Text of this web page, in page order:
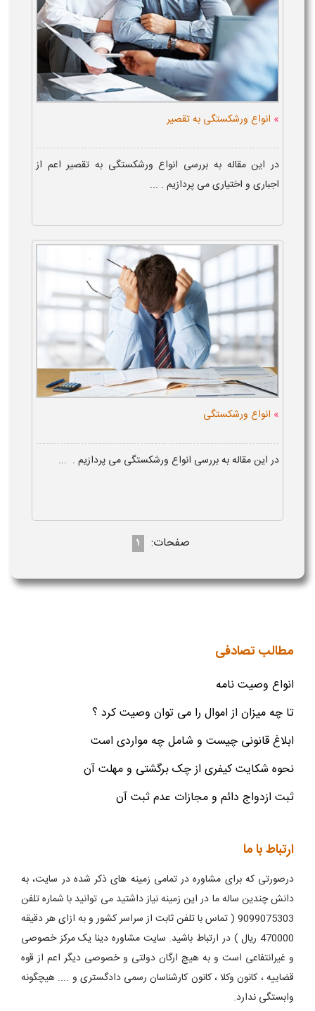
» انواع ورشکستگی به تقصیر
در این مقاله به بررسی انواع ورشکستگی به تقصیر اعم از
اجباری و اختیاری می پردازیم . ...
» انواع ورشکستگی
در این مقاله به بررسی انواع ورشکستگی می پردازیم . ...
صفحات: 1
مطالب تصادفی
انواع وصیت نامه
تا چه میزان از اموال را می توان وصیت کرد ؟
ابلاغ قانونی چیست و شامل چه مواردی است
نحوه شکایت کیفری از چک برگشتی و مهلت آن
ثبت ازدواج دائم و مجازات عدم ثبت آن
ارتباط با ما
درصورتی که برای مشاوره در تمامی زمینه های ذکر شده در سایت، به
دانش چندین ساله ما در این زمینه نیاز داشتید می توانید با شماره تلفن
9099075303 ( تماس با تلفن ثابت از سراسر کشور و به ازای هر دقیقه
470000 ریال ) در ارتباط باشید. سایت مشاوره دینا یک مرکز خصوصی
و غیرانتفاعی است و به هیچ ارگان دولتی و خصوصی دیگر اعم از قوه
قضاییه ، کانون وکلا ، کانون کارشناسان رسمی دادگستری و .... هیچگونه
وابستگی ندارد.